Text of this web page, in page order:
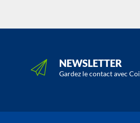
NEWSLETTER
Gardez le contact avec